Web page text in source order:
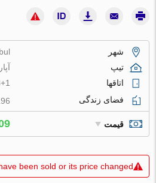
شهر
تیپ
اتاقها
فضای زندگی
m
قیمت
been sold or its price changed